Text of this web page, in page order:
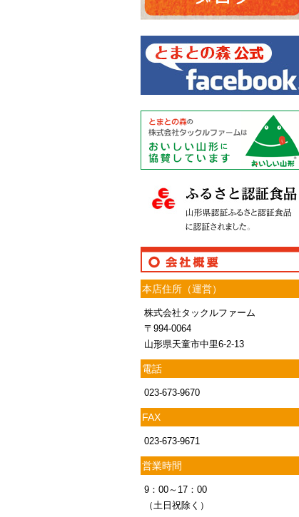
本店住所（運営）
株式会社タックルファーム
〒994-0064
山形県天童市中里6-2-13
電話
023-673-9670
FAX
023-673-9671
営業時間
9：00～17：00
（土日祝除く）